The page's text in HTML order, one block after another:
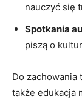
nauczyć się
Spotkania
piszą o
Do
także edukacja